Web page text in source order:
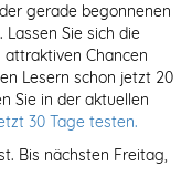
gerade begonnenen
Sie sich die
Chancen
Lesern schon jetzt 20
Sie in der aktuellen
30 Tage testen.
Bis nächsten Freitag,